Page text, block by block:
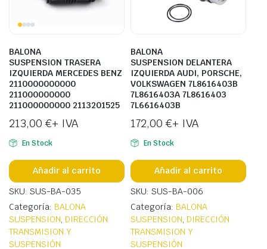
BALONA
SUSPENSION TRASERA
IZQUIERDA MERCEDES BENZ
2110000000000
211000000000
211000000000 2113201525
213,00 €+ IVA
En Stock
Añadir al carrito
SKU: SUS-BA-035
Categoría: BALONA
SUSPENSION, DIRECCIÓN
TRANSMISION Y
SUSPENSIÓN
BALONA
SUSPENSION DELANTERA
IZQUIERDA AUDI, PORSCHE,
VOLKSWAGEN 7L8616403B
7L8616403A 7L8616403
7L6616403B
172,00 €+ IVA
En Stock
Añadir al carrito
SKU: SUS-BA-006
Categoría: BALONA
SUSPENSION, DIRECCIÓN
TRANSMISION Y
SUSPENSIÓN